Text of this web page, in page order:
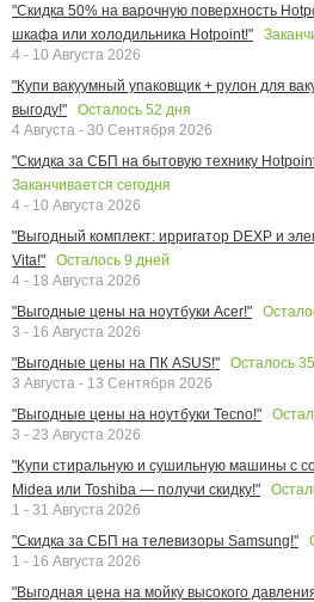
"Скидка 50% на варочную поверхность
шкафа или холодильника Hotpoint!"
4 - 10 Августа 2026
"Купи вакуумный упаковщик + рулон для
выгоду!"
Осталось 52 дня
4 Августа - 30 Сентября 2026
"Скидка за СБП на бытовую технику
Заканчивается сегодня
4 - 10 Августа 2026
"Выгодный комплект: ирригатор DEXP и
Vita!"
Осталось 9 дней
4 - 18 Августа 2026
"Выгодные цены на ноутбуки Acer!"
3 - 16 Августа 2026
"Выгодные цены на ПК ASUS!"
Осталось 35
3 Августа - 13 Сентября 2026
"Выгодные цены на ноутбуки Tecno!"
3 - 23 Августа 2026
"Купи стиральную и сушильную машины с
Midea или Toshiba — получи скидку!"
1 - 31 Августа 2026
"Скидка за СБП на телевизоры Samsung!"
1 - 16 Августа 2026
"Выгодная цена на мойку высокого